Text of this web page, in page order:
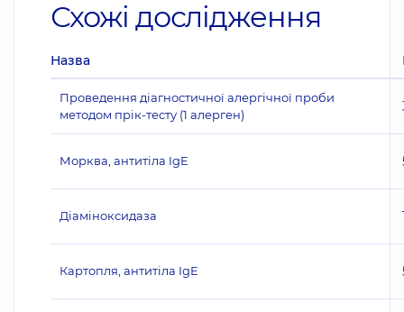
Схожі дослідження
Назва
Проведення діагностичної алергічної проби
методом прік-тесту (1 алерген)
Морква, антитіла IgE
Діаміноксидаза
Картопля, антитіла IgE